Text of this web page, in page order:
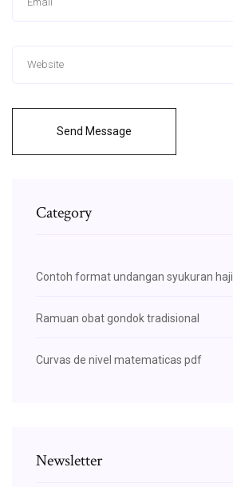
Send Message
Category
Contoh format undangan syukuran haji
Ramuan obat gondok tradisional
Curvas de nivel matematicas pdf
Newsletter